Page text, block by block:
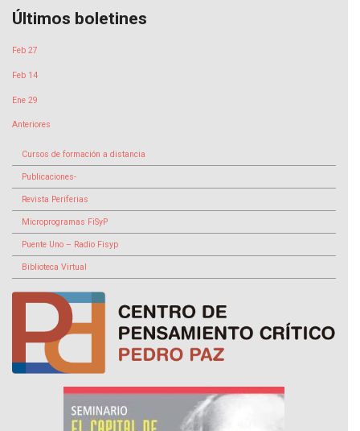
Últimos boletines
Feb 27
Feb 14
Ene 29
Anteriores
Cursos de formación a distancia
Publicaciones-
Revista Periferias
Microprogramas FiSyP
Puente Uno – Radio Fisyp
Biblioteca Virtual